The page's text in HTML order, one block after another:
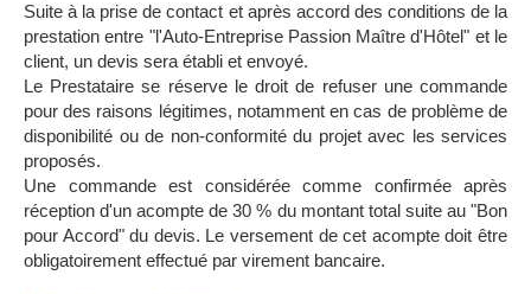
Suite à la prise de contact et après accord des conditions de la
prestation entre "l'Auto-Entreprise Passion Maître d'Hôtel" et le
client, un devis sera établi et envoyé.
Le Prestataire se réserve le droit de refuser une commande
pour des raisons légitimes, notamment en cas de problème de
disponibilité ou de non-conformité du projet avec les services
proposés.
Une commande est considérée comme confirmée après
réception d'un acompte de 30 % du montant total suite au "Bon
pour Accord" du devis. Le versement de cet acompte doit être
obligatoirement effectué par virement bancaire.